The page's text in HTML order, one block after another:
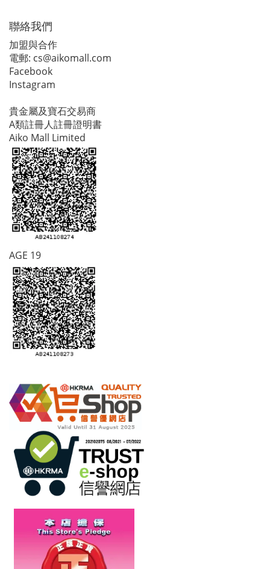
聯絡我們
加盟與合作
電郵: cs@aikomall.com
Facebook
Instagram
貴金屬及寶石交易商
A類註冊人註冊證明書
Aiko Mall Limited
AGE 19